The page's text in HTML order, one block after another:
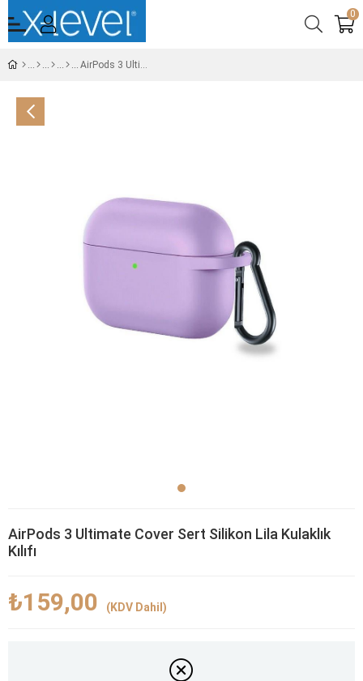
0
AirPods 3 Ultimate Cover Sert Silikon Lila Kulaklık Kılıfı
AirPods 3 Ultimate Cover Sert Silikon Lila Kulaklık
Kılıfı
₺159,00 (KDV Dahil)